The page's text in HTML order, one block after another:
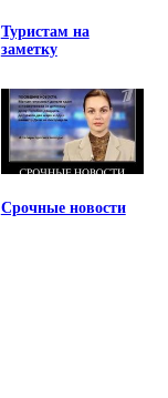
Туристам на
заметку
Срочные новости